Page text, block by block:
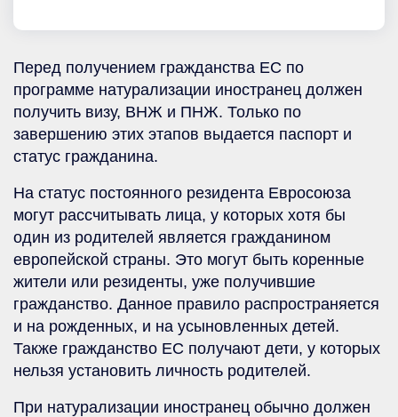
Перед получением гражданства ЕС по
программе натурализации иностранец должен
получить визу, ВНЖ и ПНЖ. Только по
завершению этих этапов выдается паспорт и
статус гражданина.
На статус постоянного резидента Евросоюза
могут рассчитывать лица, у которых хотя бы
один из родителей является гражданином
европейской страны. Это могут быть коренные
жители или резиденты, уже получившие
гражданство. Данное правило распространяется
и на рожденных, и на усыновленных детей.
Также гражданство ЕС получают дети, у которых
нельзя установить личность родителей.
При натурализации иностранец обычно должен